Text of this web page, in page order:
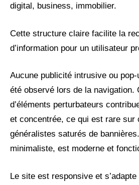
digital, business, immobilier.
Cette structure claire facilite la
d’information pour un utilisateur
Aucune publicité intrusive ou pop-
été observé lors de la navigation.
d’éléments perturbateurs
et concentrée, ce qui est rare sur
généralistes saturés de
minimaliste, est moderne et
Le site est responsive et